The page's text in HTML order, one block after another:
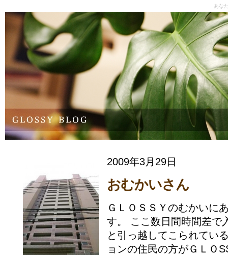
あな
2009年3月29日
おむかいさん
ＧＬＯＳＳＹのむかいに
す。 ここ数日間時間差で
と引っ越してこられてい
ョンの住民の方がＧＬＯ